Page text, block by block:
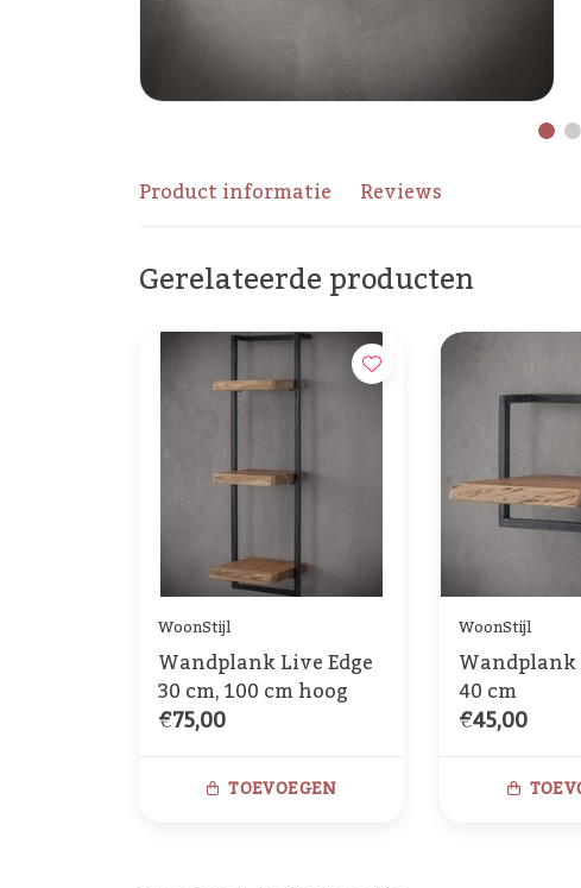
Product informatie Reviews
Gerelateerde producten
WoonStijl
Wandplank Live Edge
30 cm, 100 cm hoog
€75,00
TOEVOEGEN
WoonStijl
Wandplank
40 cm
€45,00